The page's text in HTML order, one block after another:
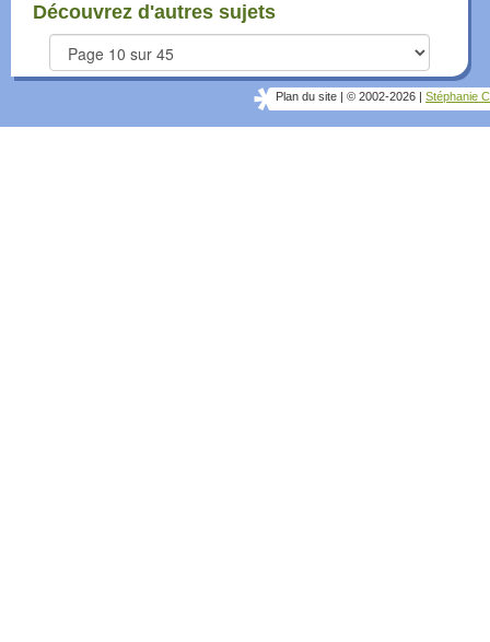
Découvrez d'autres sujets
Plan du site © 2002-2026 Stéphanie C